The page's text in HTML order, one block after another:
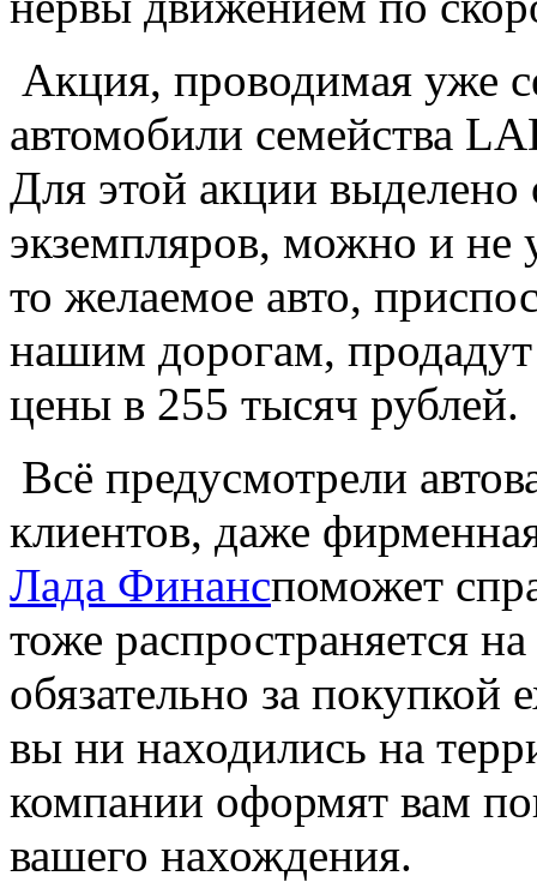
Акция, проводимая уже
автомобили семейства
Для этой акции выделено
экземпляров, можно и не
то желаемое авто,
нашим дорогам,
цены в 255 тысяч рублей.
Всё предусмотрели
клиентов, даже
Лада Финанспоможет
тоже распространяется
обязательно за покупкой
вы ни находились на
компании оформят вам
вашего нахождения.